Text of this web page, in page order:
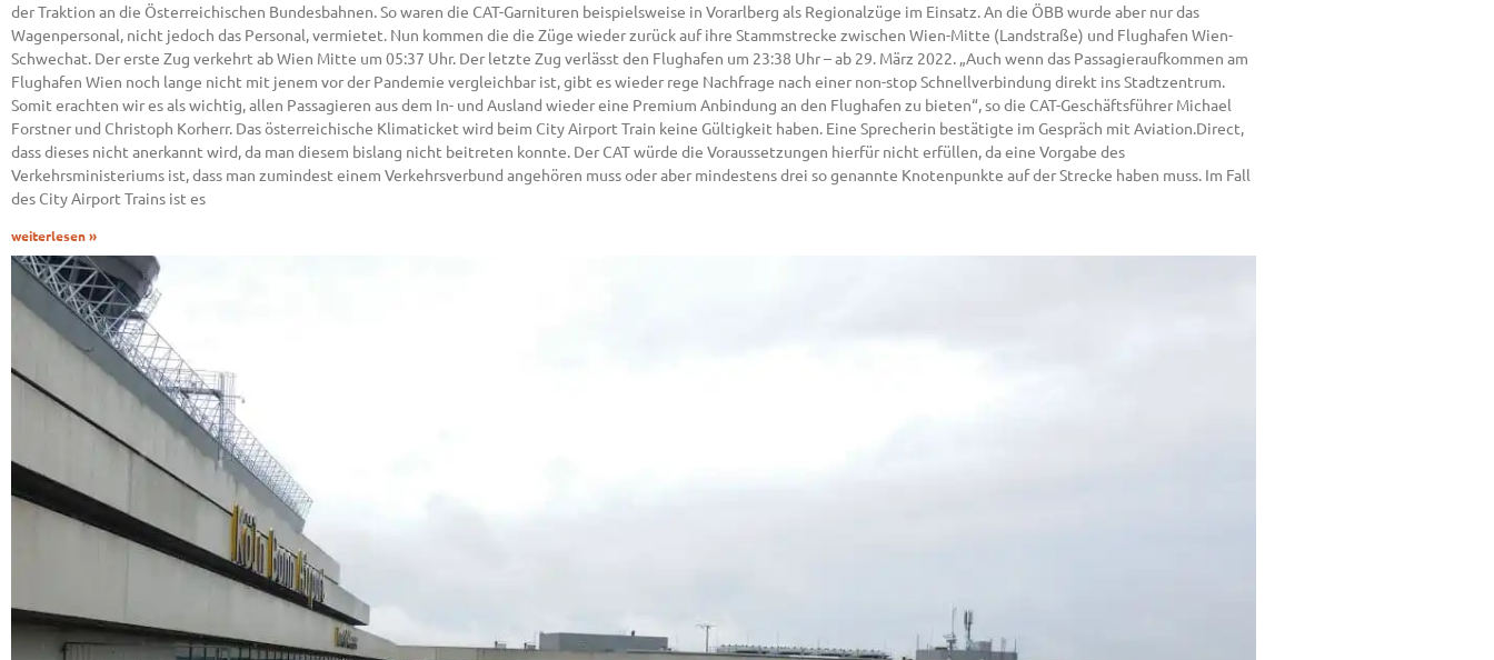
der Traktion an die Österreichischen Bundesbahnen. So waren die CAT-Garnituren beispielsweise in Vorarlberg als Regionalzüge im Einsatz. An die ÖBB wurde aber nur das
Wagenpersonal, nicht jedoch das Personal, vermietet. Nun kommen die die Züge wieder zurück auf ihre Stammstrecke zwischen Wien-Mitte (Landstraße) und Flughafen Wien-
Schwechat. Der erste Zug verkehrt ab Wien Mitte um 05:37 Uhr. Der letzte Zug verlässt den Flughafen um 23:38 Uhr – ab 29. März 2022. „Auch wenn das Passagieraufkommen am
Flughafen Wien noch lange nicht mit jenem vor der Pandemie vergleichbar ist, gibt es wieder rege Nachfrage nach einer non-stop Schnellverbindung direkt ins Stadtzentrum.
Somit erachten wir es als wichtig, allen Passagieren aus dem In- und Ausland wieder eine Premium Anbindung an den Flughafen zu bieten“, so die CAT-Geschäftsführer Michael
Forstner und Christoph Korherr. Das österreichische Klimaticket wird beim City Airport Train keine Gültigkeit haben. Eine Sprecherin bestätigte im Gespräch mit Aviation.Direct,
dass dieses nicht anerkannt wird, da man diesem bislang nicht beitreten konnte. Der CAT würde die Voraussetzungen hierfür nicht erfüllen, da eine Vorgabe des
Verkehrsministeriums ist, dass man zumindest einem Verkehrsverbund angehören muss oder aber mindestens drei so genannte Knotenpunkte auf der Strecke haben muss. Im Fall
des City Airport Trains ist es
weiterlesen »